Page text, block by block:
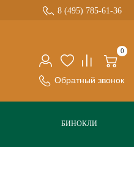
0
Обратный звонок
8 (495) 785-61-36
БИНОКЛИ